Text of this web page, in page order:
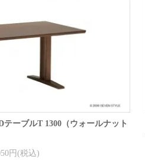
テーブルT 1300（ウォールナット
円(税込)